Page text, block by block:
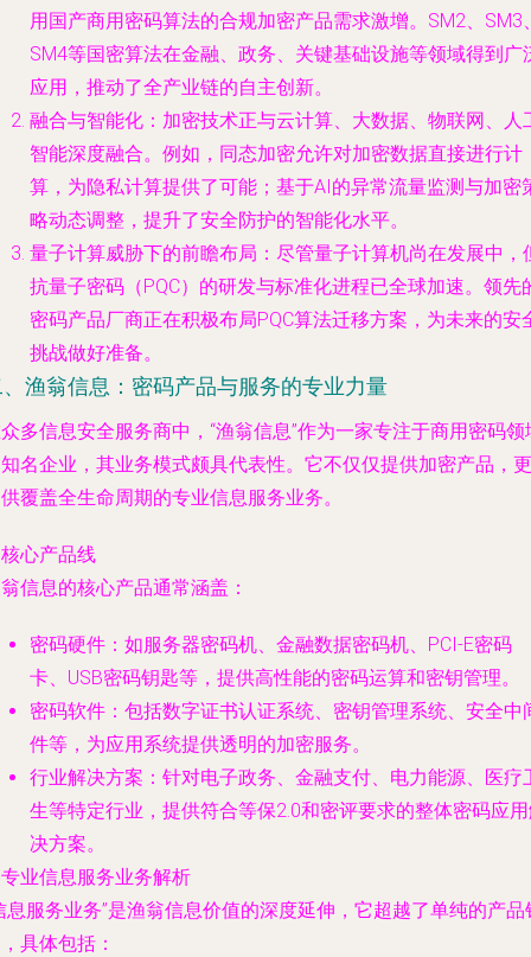
用国产商用密码算法的合规加密产品需求激增。SM2、SM3
SM4等国密算法在金融、政务、关键基础设施等领域得到广
应用，推动了全产业链的自主创新。
融合与智能化 ：加密技术正与云计算、大数据、物联网、人
智能深度融合。例如，同态加密允许对加密数据直接进行计
算，为隐私计算提供了可能；基于AI的异常流量监测与加密
略动态调整，提升了安全防护的智能化水平。
量子计算威胁下的前瞻布局 ：尽管量子计算机尚在发展中，
抗量子密码（PQC）的研发与标准化进程已全球加速。领先
密码产品厂商正在积极布局PQC算法迁移方案，为未来的安
挑战做好准备。
渔翁信息：密码产品与服务的专业力量
多信息安全服务商中，“渔翁信息”作为一家专注于商用密码领
名企业，其业务模式颇具代表性。它不仅仅提供加密产品，更
覆盖全生命周期的专业信息服务业务。
心产品线
信息的核心产品通常涵盖：
密码硬件 ：如服务器密码机、金融数据密码机、PCI-E密码
卡、USB密码钥匙等，提供高性能的密码运算和密钥管理。
密码软件 ：包括数字证书认证系统、密钥管理系统、安全中
件等，为应用系统提供透明的加密服务。
行业解决方案 ：针对电子政务、金融支付、电力能源、医疗
生等特定行业，提供符合等保2.0和密评要求的整体密码应
决方案。
业信息服务业务解析
息服务业务”是渔翁信息价值的深度延伸，它超越了单纯的产品
具体包括：